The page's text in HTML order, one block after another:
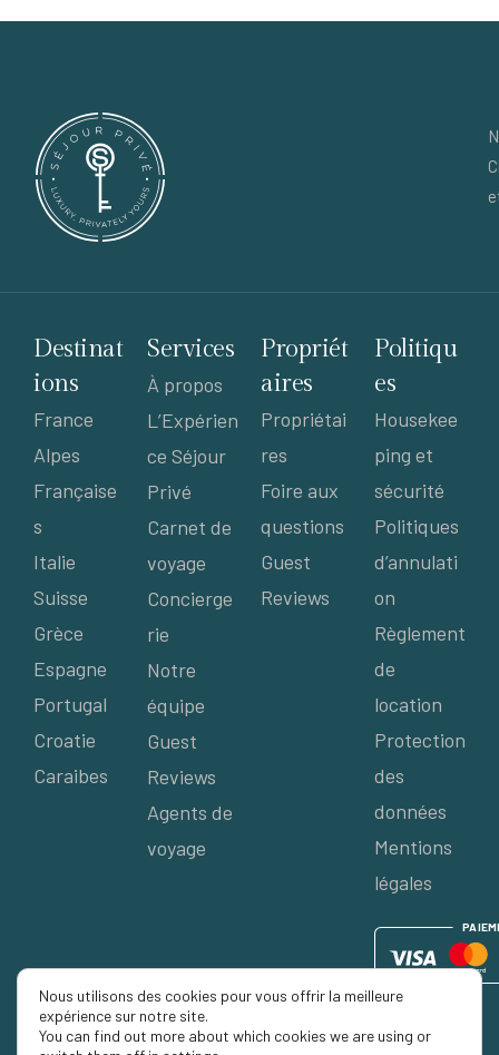
Destinat
ions
France
Alpes
Française
s
Italie
Suisse
Grèce
Espagne
Portugal
Croatie
Caraibes
Services
À propos
L’Expérien
ce Séjour
Privé
Carnet de
voyage
Concierge
rie
Notre
équipe
Guest
Reviews
Agents de
voyage
Propriét
aires
Propriétai
res
Foire aux
questions
Guest
Reviews
Politiqu
es
Housekee
ping et
sécurité
Politiques
d’annulati
on
Règlement
de
location
Protection
des
données
Mentions
légales
PAIEM
Nous utilisons des cookies pour vous offrir la meilleure
expérience sur notre site.
You can find out more about which cookies we are using or